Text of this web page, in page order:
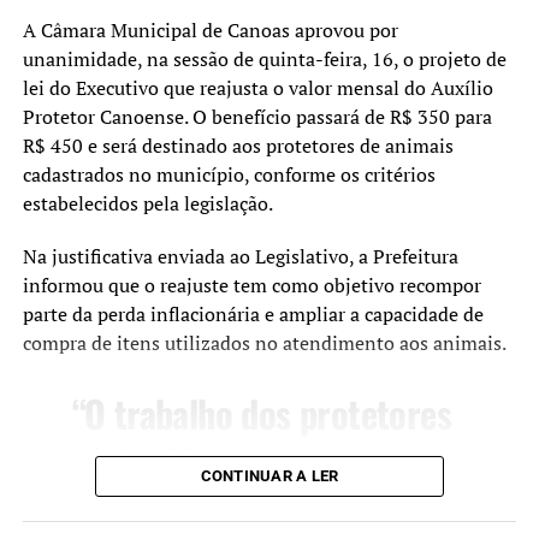
técnica, rápida e eficiente
para garantir a proteção e
o bem-estar dos animais de
Canoas.”
parceria entre a Polícia Civil e a Secretaria Municipal de
Bem-Estar Animal contribui para dar mais agilidade às
ações.
início à averiguação da
denúncia e, desde o
a comunidade.”
O secretário municipal de Meio Ambiente, Douglas
Varera, afirmou que os mutirões fazem parte de um
trabalho contínuo desenvolvido pela administração
municipal.
“Nosso objetivo é ampliar
cada vez mais o acesso à
castração gratuita e
responsável. Esse trabalho
traz benefícios diretos para
A Câmara Municipal de Canoas aprovou por
unanimidade, na sessão de quinta-feira, 16, o projeto de
lei do Executivo que reajusta o valor mensal do Auxílio
Protetor Canoense. O benefício passará de R$ 350 para
R$ 450 e será destinado aos protetores de animais
cadastrados no município, conforme os critérios
estabelecidos pela legislação.
Na justificativa enviada ao Legislativo, a Prefeitura
informou que o reajuste tem como objetivo recompor
parte da perda inflacionária e ampliar a capacidade de
compra de itens utilizados no atendimento aos animais.
segue como um
instrumento relevante da
CONTINUAR A LER